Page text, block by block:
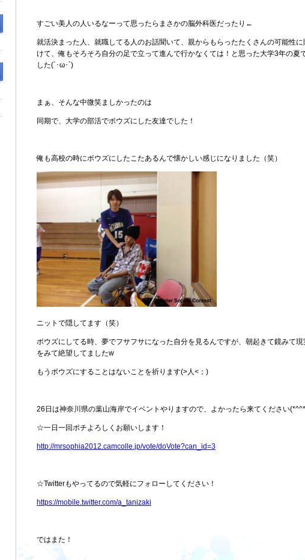
すごい美人の人いるなーって思ったらまさかの脳外科医だったり←
就活決まった人、就職してる人のお話聞いて、親からもらったたくさんの可能性に
けて、俺もそろそろ自分の足で立って進んで行かなくては！と思った大学3年の夏
した(`･ω･´)
まぁ、そんな中微笑ましかったのは
同期で、大学の部活でボウズにした友達でした！
俺も高校の時にボウズにしたこたあるんで懐かしい感じになりました（笑）
ニットで隠してます（笑）
ボウズにしてる時、夢でフサフサになった自分を見るんですが、朝起きて鏡みて現
をみて絶望してましたw
もうボウズにすることはないことを祈ります(>人<；)
26日は神奈川県の葉山海岸でイベントやりますので、よかったら来てください
☆一日一回ポチよろしくお願いします！
http://mrsophia2012.camcolle.jp/vote/doVote?can_id=3
☆Twitterもやってるので気軽にフォローしてください！
https://mobile.twitter.com/a_tanizaki
ではまた！